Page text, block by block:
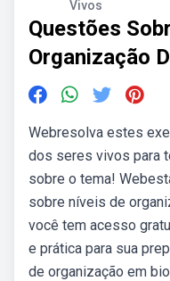
Vivos
Questões
Organização
Webresolva estes
dos seres vivos para
sobre o tema!
sobre níveis de
você tem acesso
e prática para sua
de organização em